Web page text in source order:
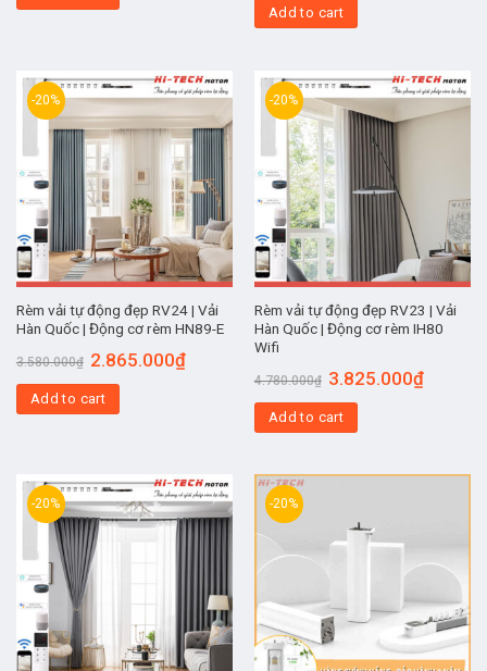
Add to cart
-20%
Rèm vải tự động đẹp RV24 | Vải
Hàn Quốc | Động cơ rèm HN89-E
3.580.000₫ 2.865.000₫
Add to cart
-20%
Rèm vải tự động đẹp RV23 | Vải
Hàn Quốc | Động cơ rèm IH80
Wifi
4.780.000₫ 3.825.000₫
Add to cart
-20% -20%